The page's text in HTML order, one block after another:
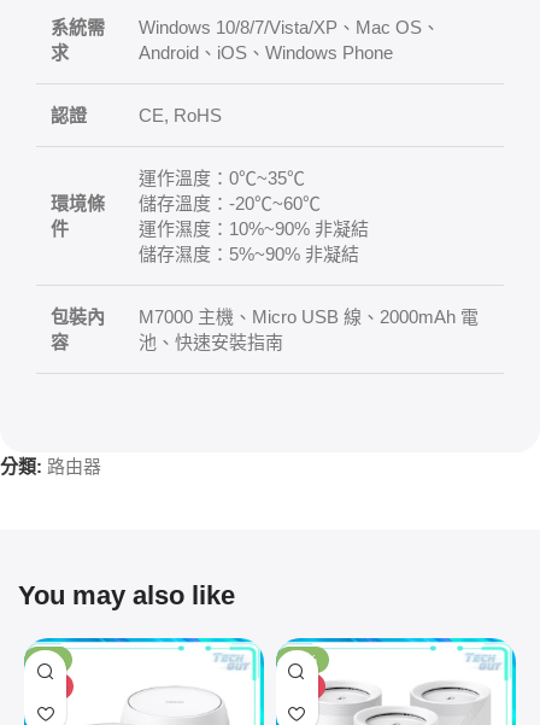
系統需
求
Windows 10/8/7/Vista/XP、Mac OS、
Android、iOS、Windows Phone
認證 CE, RoHS
環境條
件
運作溫度：0℃~35℃
儲存溫度：-20℃~60℃
運作濕度：10%~90% 非凝結
儲存濕度：5%~90% 非凝結
包裝內
容
M7000 主機、Micro USB 線、2000mAh 電
池、快速安裝指南
分類: 路由器
You may also like
-19%